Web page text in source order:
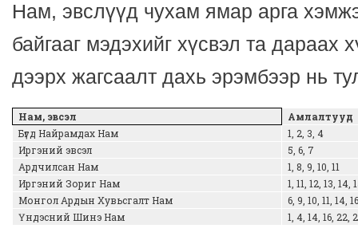
Нам, эвслүүд чухам ямар арга
байгааг мэдэхийг хүсвэл та дараах
дээрх жагсаалт дахь эрэмбээр нь
Нам, эвсэл
Амлалтууд
Бүгд Найрамдах Нам
1, 2, 3, 4
Иргэний эвсэл
5, 6, 7
Ардчилсан Нам
1, 8, 9, 10, 11
Иргэний Зориг Нам
1, 11, 12, 13, 14,
Монгол Ардын Хувьсгалт Нам
6, 9, 10, 11, 14,
Үндэсний Шинэ Нам
1, 4, 14, 16, 22,